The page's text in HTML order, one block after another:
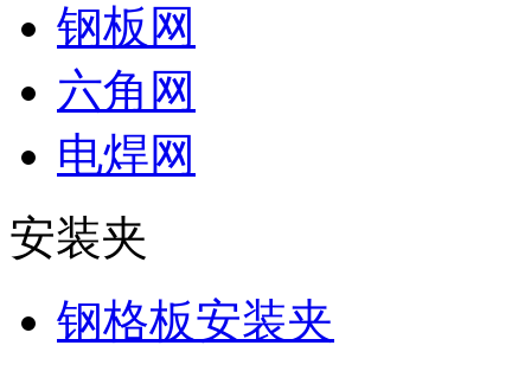
钢板网
六角网
电焊网
安装夹
钢格板安装夹